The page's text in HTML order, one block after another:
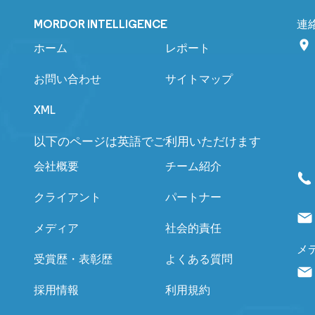
MORDOR INTELLIGENCE
ホーム レポート
お問い合わせ サイトマップ
XML
以下のページは英語でご利用いただけます
会社概要 チーム紹介
クライアント パートナー
メディア 社会的責任
受賞歴・表彰歴 よくある質問
採用情報 利用規約
連
メ